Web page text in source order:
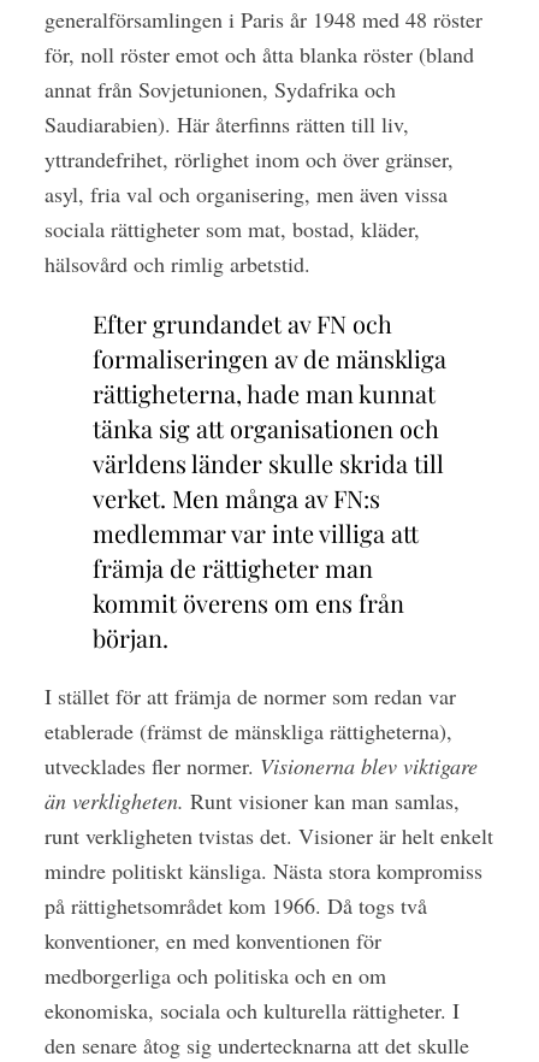
generalförsamlingen i Paris år 1948 med 48 röster
för, noll röster emot och åtta blanka röster (bland
annat från Sovjetunionen, Sydafrika och
Saudiarabien). Här återfinns rätten till liv,
yttrandefrihet, rörlighet inom och över gränser,
asyl, fria val och organisering, men även vissa
sociala rättigheter som mat, bostad, kläder,
hälsovård och rimlig arbetstid.
Efter grundandet av FN och
formaliseringen av de mänskliga
rättigheterna, hade man kunnat
tänka sig att organisationen och
världens länder skulle skrida till
verket. Men många av FN:s
medlemmar var inte villiga att
främja de rättigheter man
kommit överens om ens från
början.
I stället för att främja de normer som redan var
etablerade (främst de mänskliga rättigheterna),
utvecklades fler normer. Visionerna blev viktigare
än verkligheten. Runt visioner kan man samlas,
runt verkligheten tvistas det. Visioner är helt enkelt
mindre politiskt känsliga. Nästa stora kompromiss
på rättighetsområdet kom 1966. Då togs två
konventioner, en med konventionen för
medborgerliga och politiska och en om
ekonomiska, sociala och kulturella rättigheter. I
den senare åtog sig undertecknarna att det skulle